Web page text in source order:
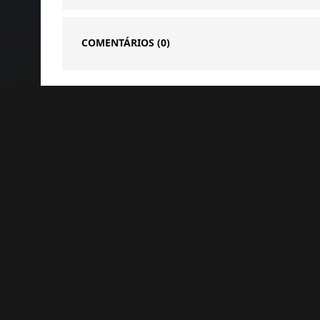
COMENTÁRIOS (0)